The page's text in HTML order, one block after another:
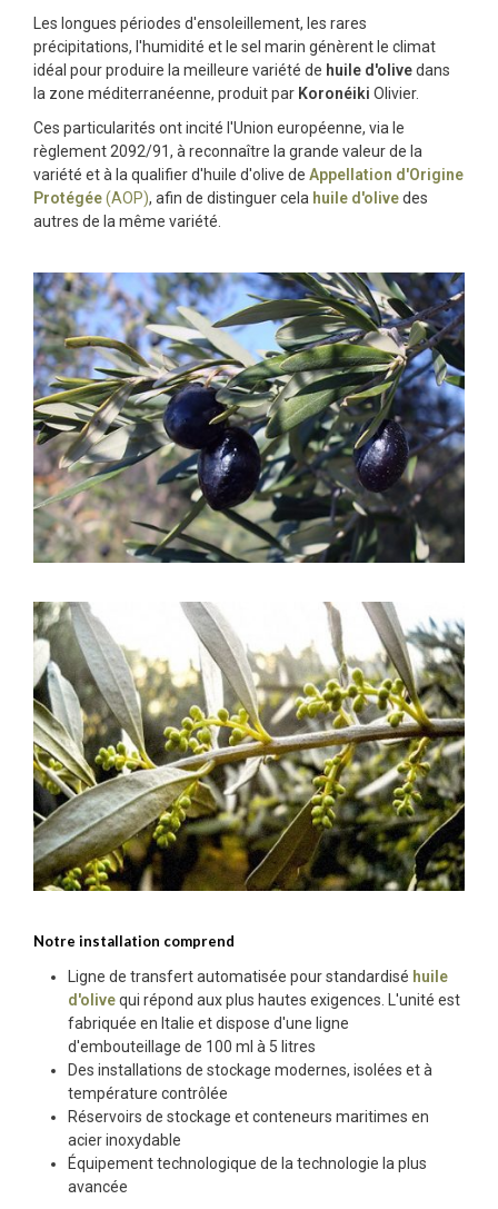
Les longues périodes d'ensoleillement, les rares
précipitations, l'humidité et le sel marin génèrent le climat
idéal pour produire la meilleure variété de huile d'olivedans
la zone méditerranéenne, produit par Koronéiki Olivier.
Ces particularités ont incité l'Union européenne, via le
règlement 2092/91, à reconnaître la grande valeur de la
variété et à la qualifier d'huile d'olive de Appellation d'Origine
Protégée(AOP), afin de distinguer cela huile d'olivedes
autres de la même variété.
Notre installation comprend
Ligne de transfert automatisée pour standardisé huile
d'olivequi répond aux plus hautes exigences. L'unité est
fabriquée en Italie et dispose d'une ligne
d'embouteillage de 100 ml à 5 litres
Des installations de stockage modernes, isolées et à
température contrôlée
Réservoirs de stockage et conteneurs maritimes en
acier inoxydable
Équipement technologique de la technologie la plus
avancée